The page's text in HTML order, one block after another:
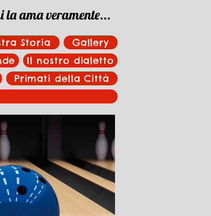
la ama veramente...
Storia
Gallery
Il nostro dialetto
Primati della Città